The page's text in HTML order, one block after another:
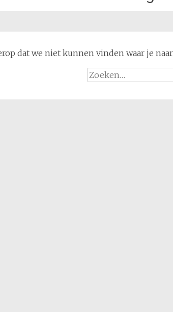
dat we niet kunnen vinden waar je
Zoeken
naar: